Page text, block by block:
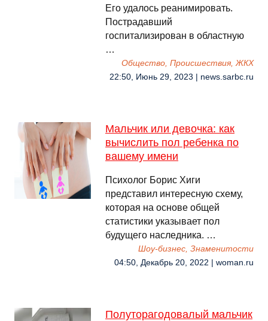
Его удалось реанимировать.
Пострадавший
госпитализирован в областную
…
Общество, Происшествия, ЖКХ
22:50, Июнь 29, 2023 | news.sarbc.ru
Мальчик или девочка: как
вычислить пол ребенка по
вашему имени
Психолог Борис Хиги
представил интересную схему,
которая на основе общей
статистики указывает пол
будущего наследника. …
Шоу-бизнес, Знаменитости
04:50, Декабрь 20, 2022 | woman.ru
Полуторагодовалый мальчик